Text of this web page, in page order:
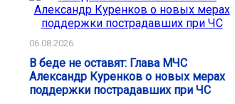
06.08.2026
В беде не оставят: Глава МЧС
Александр Куренков о новых мерах
поддержки пострадавших при ЧС